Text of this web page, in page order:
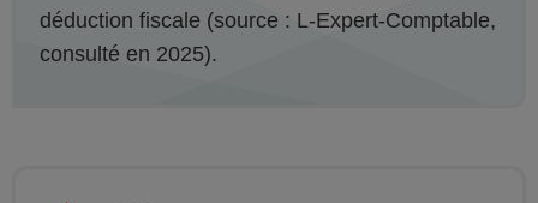
déduction fiscale (source : L-Expert-Comptable,
consulté en 2025).